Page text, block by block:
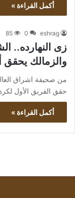
أكمل القراءة »
eshrag
0
85
زى النهارده..
والزمالك يحقق
حقق الفريق الأول
أكمل القراءة »